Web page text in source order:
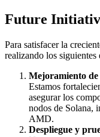
Future
Para satisfacer la
realizando los siguientes
Mejoramiento
Estamos
asegurar los
nodos de
AMD.
Despliegue y